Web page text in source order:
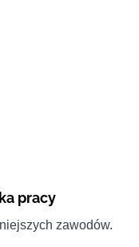
pracy
zawodów.